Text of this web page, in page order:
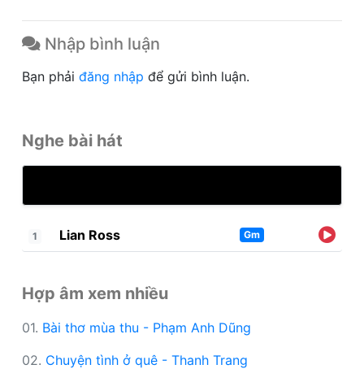
Nhập bình luận
Bạn phải đăng nhập để gửi bình luận.
Nghe bài hát
1 Lian Ross Gm
Hợp âm xem nhiều
01. Bài thơ mùa thu - Phạm Anh Dũng
02. Chuyện tình ở quê - Thanh Trang